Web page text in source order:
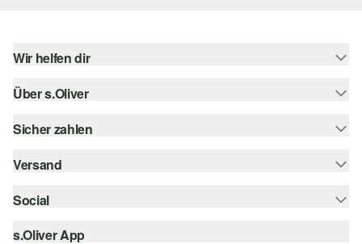
Wir helfen dir
Hilfe & FAQ
Größenberatung
Top-Kategorien
Bestellung widerrufen
Über s.Oliver
s.Oliver Magazin
Whatsapp
Sicher zahlen
Rechnung
Kreditkarte
Versand
Sendungsverfolgung
DHL
Social
instagram
s.Oliver App